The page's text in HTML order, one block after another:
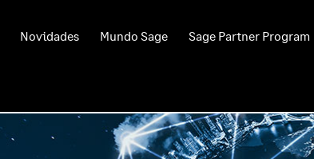
Novidades Mundo Sage Sage Partner Program